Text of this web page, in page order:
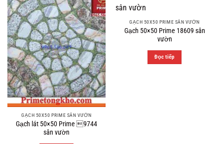
GẠCH 50X50 PRIME SÂN VƯỜN
Gạch lát 50×50 Prime 9744
sân vườn
GẠCH 50X50 PRIME SÂN VƯỜN
Gạch 50×50 Prime 18609 sân
vườn
Đọc tiếp